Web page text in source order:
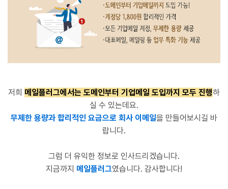
저희 메일플러그에서는 도메인부터 기업메일 도입까지 모두 진행하
실 수 있는데요.
무제한 용량과 합리적인 요금으로 회사 이메일을 만들어보시길 바
랍니다.
그럼 더 유익한 정보로 인사드리겠습니다.
지금까지 메일플러그였습니다. 감사합니다!